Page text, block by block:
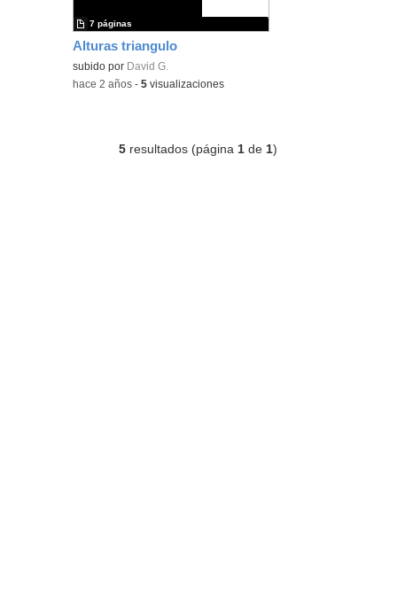
Alturas triangulo
subido por David G.
7 páginas
-hace 2 años -5 visualizaciones
5 resultados (página 1 de 1)